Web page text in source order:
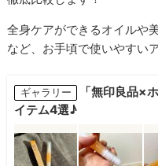
全身ケアができるオイルや
など、お手頃で使いやすい
ギャラリー
「無印良品×
イテム4選♪